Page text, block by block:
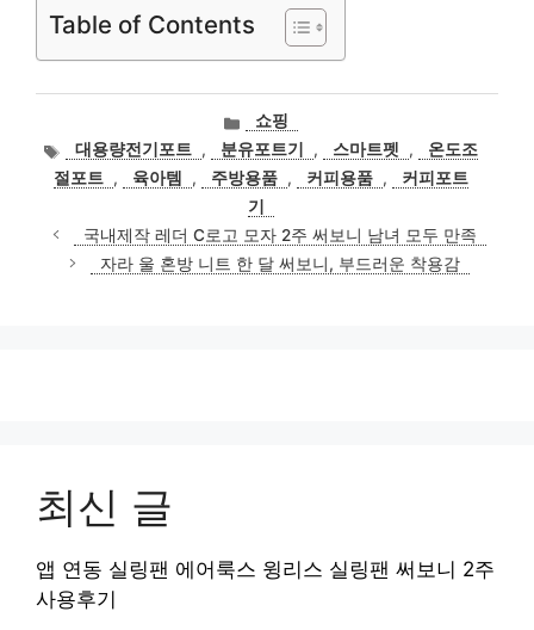
Table of Contents
카
테
고
리
쇼핑
태
그
대용량전기포트 , 분유포트기 , 스마트펫 ,
온도조
절포트 , 육아템 , 주방용품 , 커피용품 ,
커피포트
기
국내제작 레더 C로고 모자 2주 써보니 남녀 모두 만족
자라 울 혼방 니트 한 달 써보니, 부드러운 착용감
최신 글
앱 연동 실링팬 에어룩스 윙리스 실링팬 써보니 2주
사용후기